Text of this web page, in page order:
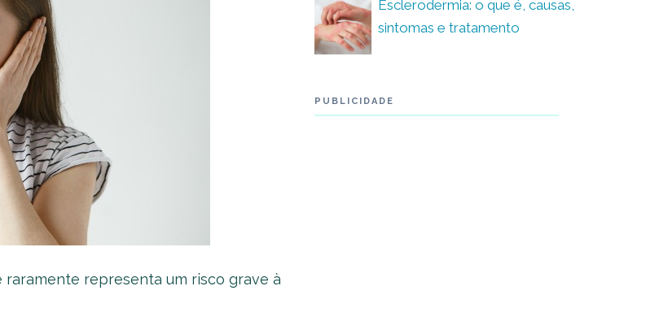
representa um risco grave à
Esclerodermia: o que é, causas,
sintomas e tratamento
PUBLICIDADE